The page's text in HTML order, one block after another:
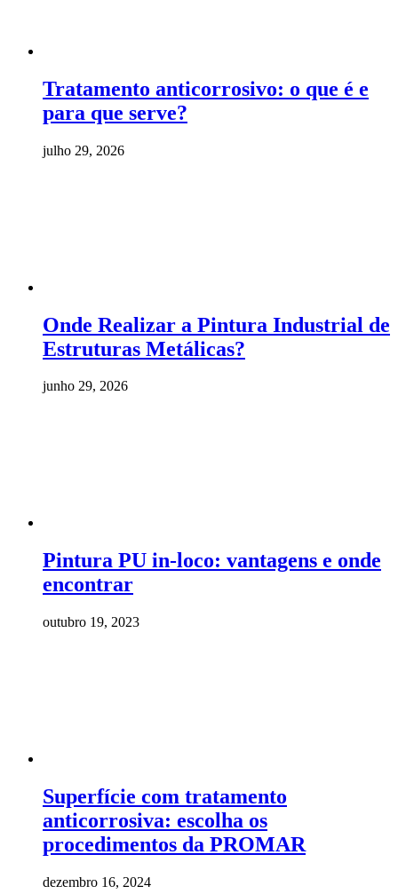
Tratamento anticorrosivo: o que é e
para que serve?
julho 29, 2026
Onde Realizar a Pintura Industrial de
Estruturas Metálicas?
junho 29, 2026
Pintura PU in-loco: vantagens e onde
encontrar
outubro 19, 2023
Superfície com tratamento
anticorrosiva: escolha os
procedimentos da PROMAR
dezembro 16, 2024